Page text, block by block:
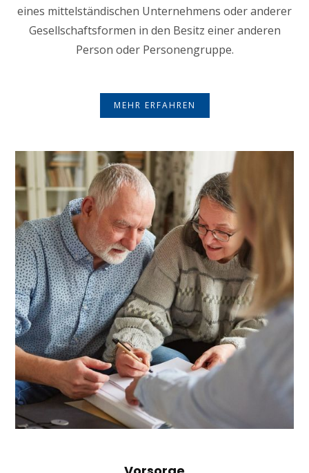
eines mittelständischen Unternehmens oder anderer
Gesellschaftsformen in den Besitz einer anderen
Person oder Personengruppe.
MEHR ERFAHREN